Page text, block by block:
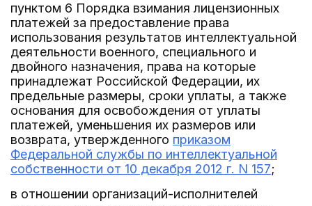
пунктом 6 Порядка взимания лицензионных
платежей за предоставление права
использования результатов интеллектуальной
деятельности военного, специального и
двойного назначения, права на которые
принадлежат Российской Федерации, их
предельные размеры, сроки уплаты, а также
основания для освобождения от уплаты
платежей, уменьшения их размеров или
возврата, утвержденного приказом
Федеральной службы по интеллектуальной
собственности от 10 декабря 2012 г. N 157;
в отношении организаций-исполнителей